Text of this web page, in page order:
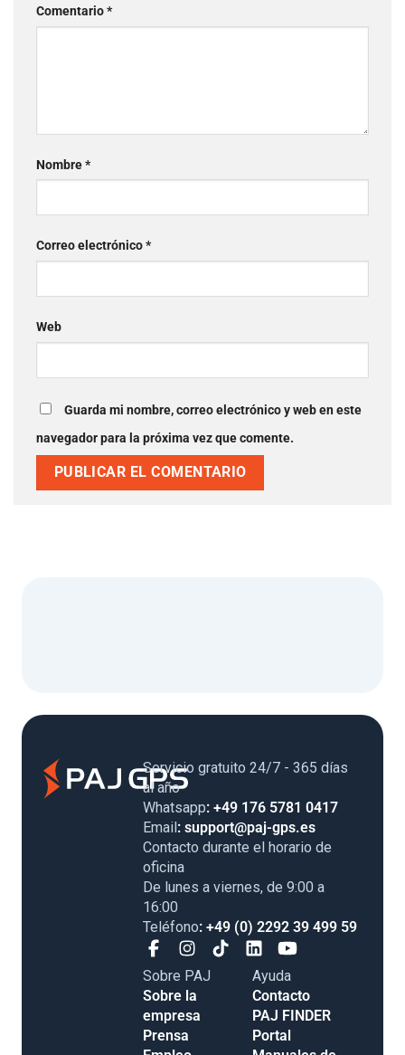
Comentario*
Nombre*
Correo electrónico*
Web
Guarda mi nombre, correo electrónico y web en este
navegador para la próxima vez que comente.
Servicio gratuito 24/7 - 365 días
al año
Whatsapp: +49 176 5781 0417
Email : support@paj-gps.es
Contacto durante el horario de
oficina
De lunes a viernes, de 9:00 a
16:00
Teléfono: +49 (0) 2292 39 499 59
Sobre PAJ
Sobre la
empresa
Prensa
Ayuda
Contacto
PAJ FINDER
Portal